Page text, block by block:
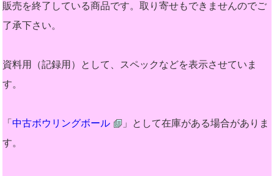
販売を終了している商品です。取り寄せもできませんのでご
了承下さい。
資料用（記録用）として、スペックなどを表示させていま
す。
「中古ボウリングボール
」として在庫がある場合がありま
す。